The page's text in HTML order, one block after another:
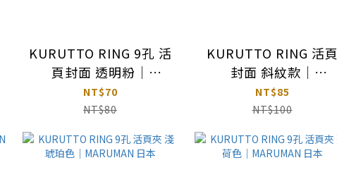
KURUTTO RING 9孔 活
頁封面 透明粉｜
MARUMAN 日本
NT$70
NT$80
KURUTTO RING 活頁
封面 斜紋款｜
MARUMAN 日本
NT$85
NT$100